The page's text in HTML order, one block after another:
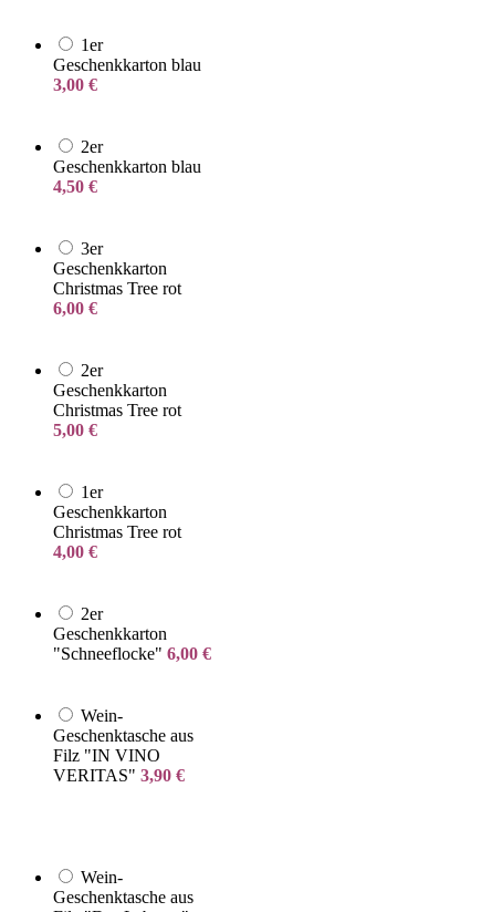
1er
Geschenkkarton blau
3,00 €
2er
Geschenkkarton blau
4,50 €
3er
Geschenkkarton
Christmas Tree rot
6,00 €
2er
Geschenkkarton
Christmas Tree rot
5,00 €
1er
Geschenkkarton
Christmas Tree rot
4,00 €
2er
Geschenkkarton
"Schneeflocke" 6,00 €
Wein-
Geschenktasche aus
Filz "IN VINO
VERITAS" 3,90 €
Wein-
Geschenktasche aus